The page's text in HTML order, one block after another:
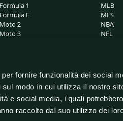
fornire funzionalità dei social
modo in cui utilizza il nostro
e social media, i quali potrebbero
raccolto dal suo utilizzo dei
Formula 1
Formula E
Moto 2
Moto 3
MLB
MLS
NBA
NFL
Oscar